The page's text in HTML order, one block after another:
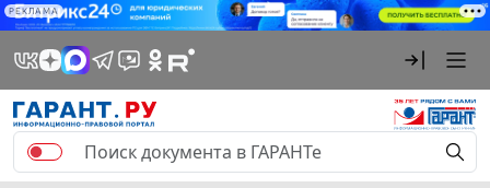
РЕКЛАМА